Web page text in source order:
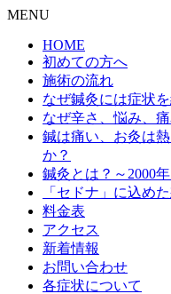
MENU
HOME
初めての方へ
施術の流れ
なぜ鍼灸には症状
なぜ辛さ、悩み、
鍼は痛い、お灸は
か？
鍼灸とは？～2000
「セドナ」に込め
料金表
アクセス
新着情報
お問い合わせ
各症状について